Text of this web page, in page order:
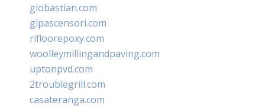
giobastian.com
glpascensori.com
rifloorepoxy.com
woolleymillingandpaving.com
uptonpvd.com
2troublegrill.com
casateranga.com